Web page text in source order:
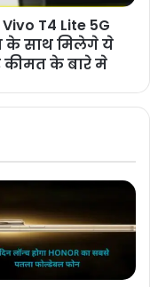
T4 Lite 5G
के साथ मिलेगे ये
कीमत के बारे मे